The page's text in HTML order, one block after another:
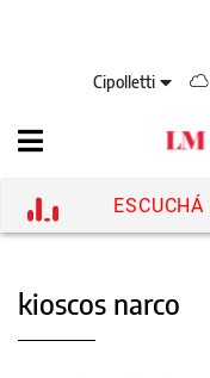
Cipolletti
ESCUCHÁ
kioscos narco